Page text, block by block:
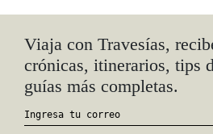
Viaja con Travesías,
crónicas, itinerarios, tips
guías más completas.